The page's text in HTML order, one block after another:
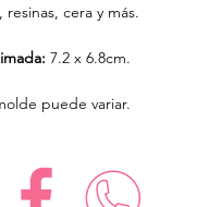
resinas, cera y más.
7.2 x 6.8cm.
puede variar.